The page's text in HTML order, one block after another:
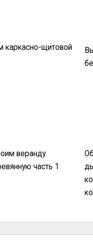
каркасно-щитовой
веранду
часть 1